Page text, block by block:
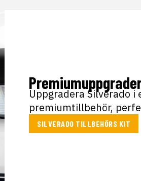
Uppgradera Silverado
premiumtillbehör,
SILVERADO TILLBEHÖRS KIT